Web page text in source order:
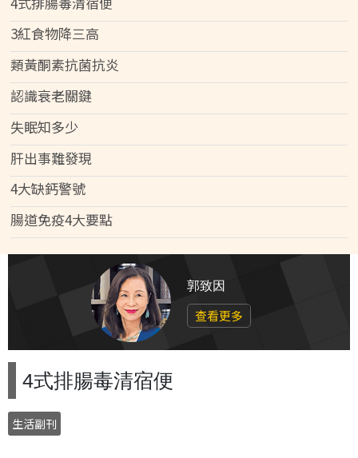
3紅食物降三高
類黃酮素抗菌抗炎
認識衰老關鍵
失眠知多少
肝出事難發現
4大缺鈣警號
腸道免疫4大要點
郭致因
查看更多
4式排腸毒清宿便
生活副刊